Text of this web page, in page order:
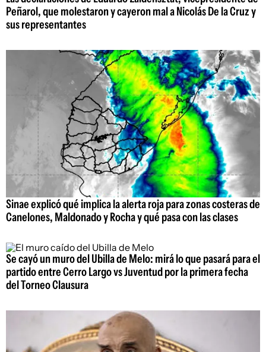
Peñarol, que molestaron y cayeron mal a Nicolás De la Cruz y
sus representantes
Sinae explicó qué implica la alerta roja para zonas costeras de
Canelones, Maldonado y Rocha y qué pasa con las clases
Se cayó un muro del Ubilla de Melo: mirá lo que pasará para el
partido entre Cerro Largo vs Juventud por la primera fecha
del Torneo Clausura